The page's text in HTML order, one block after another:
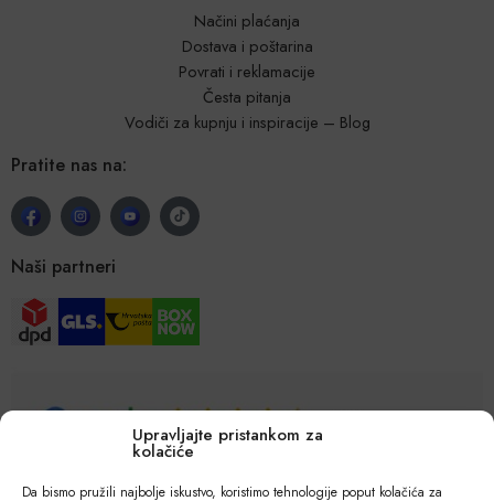
Upravljajte pristankom za
kolačiće
Da bismo pružili najbolje iskustvo, koristimo tehnologije poput kolačića za
Načini plaćanja
Dostava i poštarina
Povrati i reklamacije
Česta pitanja
Vodiči za kupnju i inspiracije – Blog
Pratite nas na:
Naši partneri